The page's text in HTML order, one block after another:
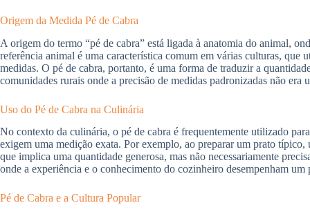
Origem da Medida Pé de Cabra
A origem do termo “pé de cabra” está ligada à anatomia do animal,
referência animal é uma característica comum em várias culturas, que
medidas. O pé de cabra, portanto, é uma forma de traduzir a
comunidades rurais onde a precisão de medidas padronizadas não era
Uso do Pé de Cabra na Culinária
No contexto da culinária, o pé de cabra é frequentemente utilizado
exigem uma medição exata. Por exemplo, ao preparar um prato
que implica uma quantidade generosa, mas não necessariamente
onde a experiência e o conhecimento do cozinheiro desempenham um
Pé de Cabra e a Cultura Popular